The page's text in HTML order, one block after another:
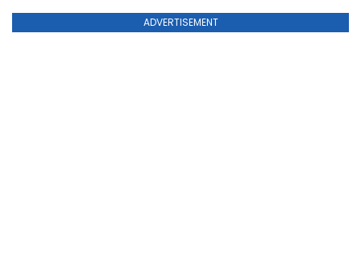
ADVERTISEMENT